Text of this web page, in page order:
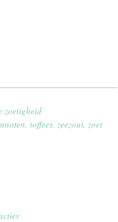
zoetigheid
toffees, zeezout, zoet